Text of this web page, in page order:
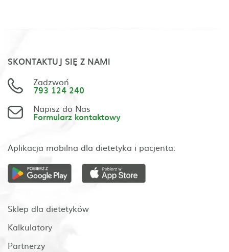
SKONTAKTUJ SIĘ Z NAMI
Zadzwoń
793 124 240
Napisz do Nas
Formularz kontaktowy
Aplikacja mobilna dla dietetyka i pacjenta:
Sklep dla dietetyków
Kalkulatory
Partnerzy